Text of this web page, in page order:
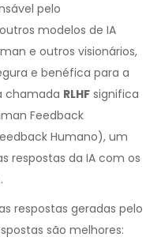
pelo
modelos de IA
e outros visionários,
e benéfica para a
chamada RLHF significa
Feedback
Humano), um
respostas da IA com os
.
respostas geradas pelo
são melhores: